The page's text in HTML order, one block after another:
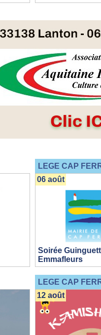
LEGE CAP
Soirée
Emmafleurs
06 août
LEGE CAP
12 août